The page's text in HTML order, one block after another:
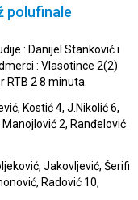
polufinale
: Danijel Stanković i
: Vlasotince 2(2)
RTB 2 8 minuta.
Kostić 4, J.Nikolić 6,
2, Ranđelović
Jakovljević, Šerifi
Radović 10,